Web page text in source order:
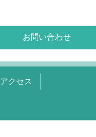
お問い合わせ
アクセス